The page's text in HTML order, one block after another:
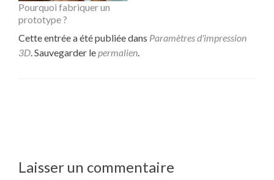
Pourquoi fabriquer un
prototype ?
Cette entrée a été publiée dans Paramètres d'impression
3D . Sauvegarder le permalien
Laisser un commentaire